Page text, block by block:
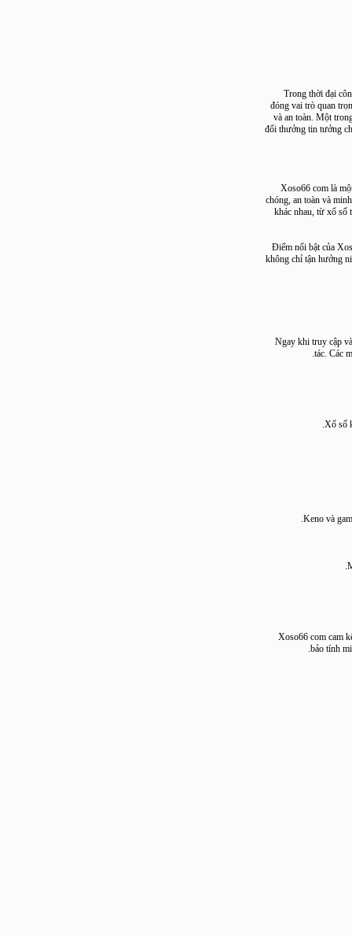
Trong thời
đóng vai trò
và an toàn. Một
đổi thưởng tin
Xoso66 com
chóng, an toàn và
khác nhau, từ
Điểm nổi bật
không chỉ tận
Ngay khi truy
tác.
Keno và
Xoso66 com
bảo